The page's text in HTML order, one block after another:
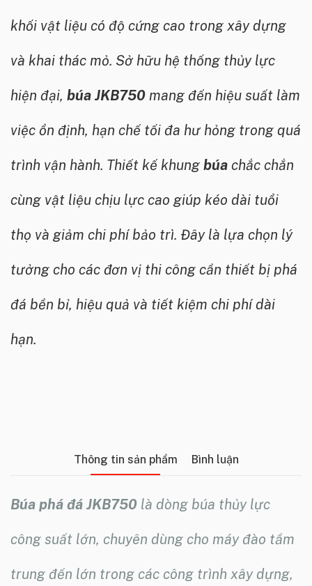
khối vật liệu có độ cứng cao trong xây dựng
và khai thác mỏ. Sở hữu hệ thống thủy lực
hiện đại, búa JKB750 mang đến hiệu suất làm
việc ổn định, hạn chế tối đa hư hỏng trong quá
trình vận hành. Thiết kế khung búa chắc chắn
cùng vật liệu chịu lực cao giúp kéo dài tuổi
thọ và giảm chi phí bảo trì. Đây là lựa chọn lý
tưởng cho các đơn vị thi công cần thiết bị phá
đá bền bỉ, hiệu quả và tiết kiệm chi phí dài
hạn.
Thông tin sản phẩm Bình luận
Búa phá đá JKB750 là dòng búa thủy lực
công suất lớn, chuyên dùng cho máy đào tầm
trung đến lớn trong các công trình xây dựng,